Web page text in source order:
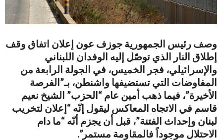
وصف رئيس الجمهورية جوزف عون إعلان اتفاق وقف
إطلاق النار الذي توصّل إليه الوفدان اللبناني
والإسرائيلي، فجر الخميس، في الجولة الرابعة من
المفاوضات التي تستضيفها واشنطن، بـ”الفرصة
الأخيرة”، فيما ذهب أمين عام “الحزب” الشيخ نعيم
قاسم في الاتجاه المعاكس ليقول إنّه “إعلان لتخريب
لبنان وإحداث الفتنة”، قبل أن يجزم أنّه “ما دام
الاحتلال موجوداً فالمقاومة مستمر”.